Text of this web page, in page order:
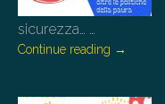
sicurezza… …
Continue reading →